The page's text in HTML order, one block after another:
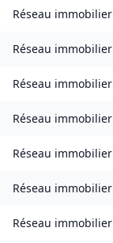
Réseau immobilier
Réseau immobilier
Réseau immobilier
Réseau immobilier
Réseau immobilier
Réseau immobilier
Réseau immobilier